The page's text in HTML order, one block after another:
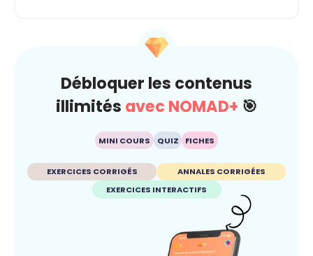
Débloquer les contenus
illimités avec NOMAD+ 🎯
MINI COURS QUIZ FICHES
EXERCICES CORRIGÉS
ANNALES CORRIGÉES
EXERCICES INTERACTIFS